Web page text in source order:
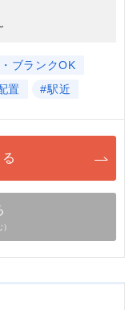
ブランクOK
置 #駅近